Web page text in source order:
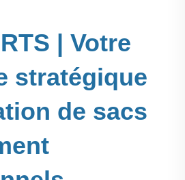
| Votre
stratégique
de sacs